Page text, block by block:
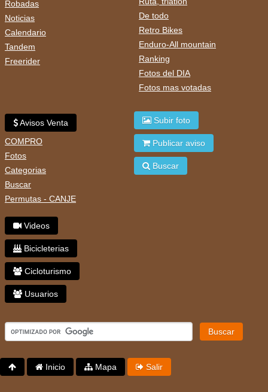
Robadas
Noticias
Calendario
Tandem
Freerider
De todo
Retro Bikes
Enduro-All mountain
Ranking
Fotos del DIA
Fotos mas votadas
Avisos Venta
COMPRO
Fotos
Categorias
Buscar
Permutas - CANJE
Videos
Bicicleterias
Cicloturismo
Usuarios
Subir foto
Publicar aviso
Buscar
Buscar
Inicio Mapa Salir